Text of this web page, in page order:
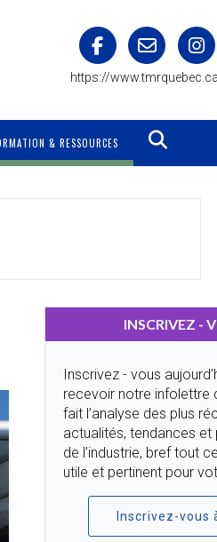
https://
& RESSOURCES
INSCRIVEZ -
Inscrivez - vous
recevoir notre infolettre
fait l’analyse des plus
actualités, tendances et
de l’industrie, bref tout
utile et pertinent pour
Inscrivez-vous